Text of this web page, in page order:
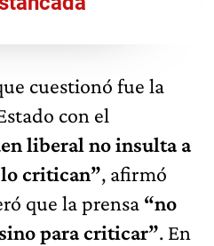
cuestionó fue la
con el
liberal no insulta a
critican”, afirmó
que la prensa “no
para criticar”. En